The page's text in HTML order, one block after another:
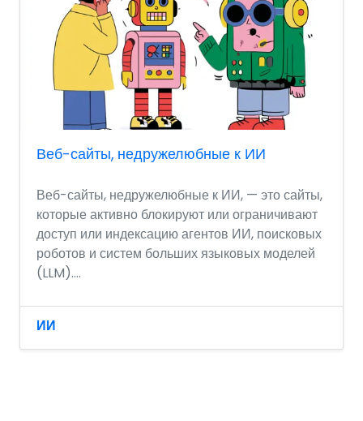
Веб-сайты, недружелюбные к ИИ
Веб-сайты, недружелюбные к ИИ, — это сайты,
которые активно блокируют или ограничивают
доступ или индексацию агентов ИИ, поисковых
роботов и систем больших языковых моделей
(LLM)....
ИИ